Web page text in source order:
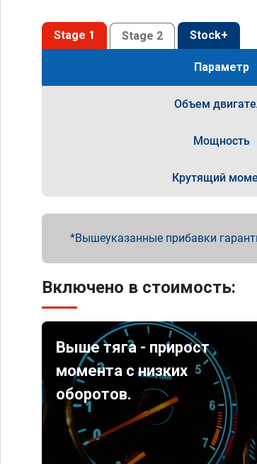
Stage 1 Stage 2 Stock+
Параметр
Объем
Мощность
Крутящий
Вышеуказанные прибавки
Включено в стоимость:
Выше тяга - прирост
момента с низких
оборотов.